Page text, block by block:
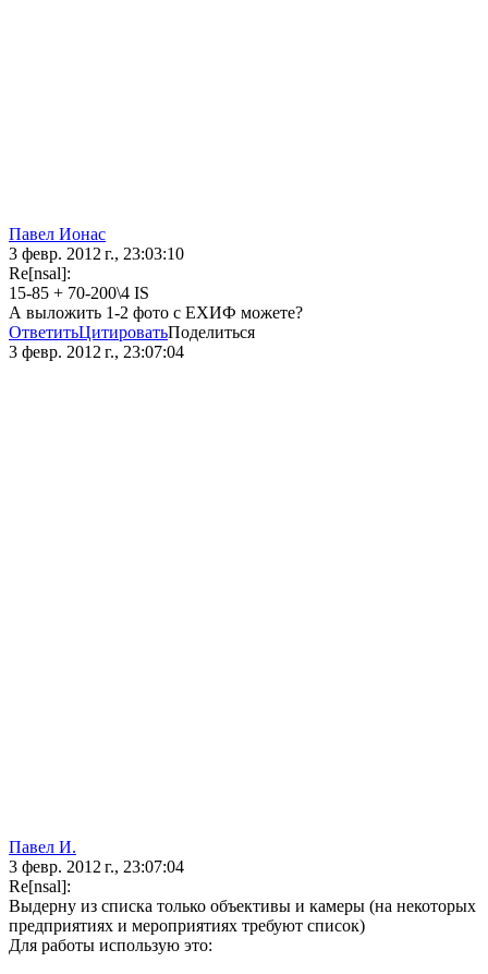
Павел Ионас
3 февр. 2012 г., 23:03:10
Re[nsal]:
15-85 + 70-200\4 IS
А выложить 1-2 фото с ЕХИФ можете?
ОтветитьЦитироватьПоделиться
3 февр. 2012 г., 23:07:04
Павел И.
3 февр. 2012 г., 23:07:04
Re[nsal]:
Выдерну из списка только объективы и камеры (на некоторых
предприятиях и мероприятиях требуют список)
Для работы использую это: